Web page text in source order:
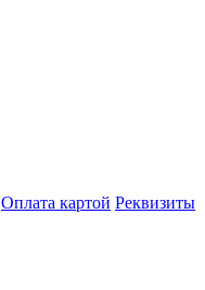
Оплата картой Реквизиты